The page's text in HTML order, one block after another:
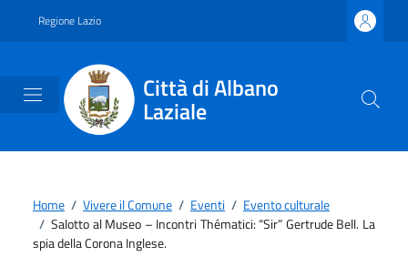
Regione Lazio
Città di Albano
Laziale
Home / Vivere il Comune / Eventi / Evento culturale
/ Salotto al Museo – Incontri Thématici: “Sir” Gertrude Bell. La
spia della Corona Inglese.